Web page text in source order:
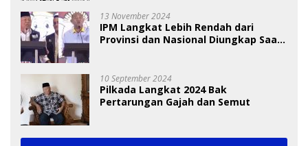
13 November 2024
IPM Langkat Lebih Rendah dari
Provinsi dan Nasional Diungkap Saat
10 September 2024
Pilkada Langkat 2024 Bak
Pertarungan Gajah dan Semut